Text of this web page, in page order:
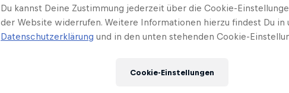
Du kannst Deine Zustimmung jederzeit über die Cookie-
der Website widerrufen. Weitere Informationen hierzu findest Du in
Datenschutzerklärung und in den unten stehenden Cookie-
Cookie-Einstellungen